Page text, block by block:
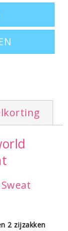
2 zijzakken